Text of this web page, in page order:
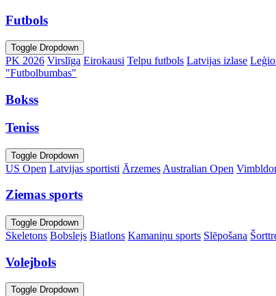
Futbols
Toggle Dropdown
PK 2026 Virslīga Eirokausi Telpu futbols Latvijas izlase
"Futbolbumbas"
Bokss
Teniss
Toggle Dropdown
US Open Latvijas sportisti Ārzemes Australian Open
Ziemas sports
Toggle Dropdown
Skeletons Bobslejs Biatlons Kamaniņu sports Slēpošana
Volejbols
Toggle Dropdown